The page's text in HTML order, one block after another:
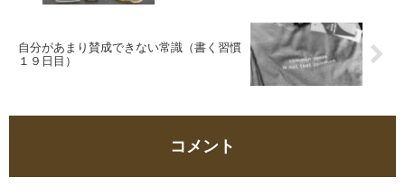
自分があまり賛成できない常識（書く習慣
１９日目）
コメント